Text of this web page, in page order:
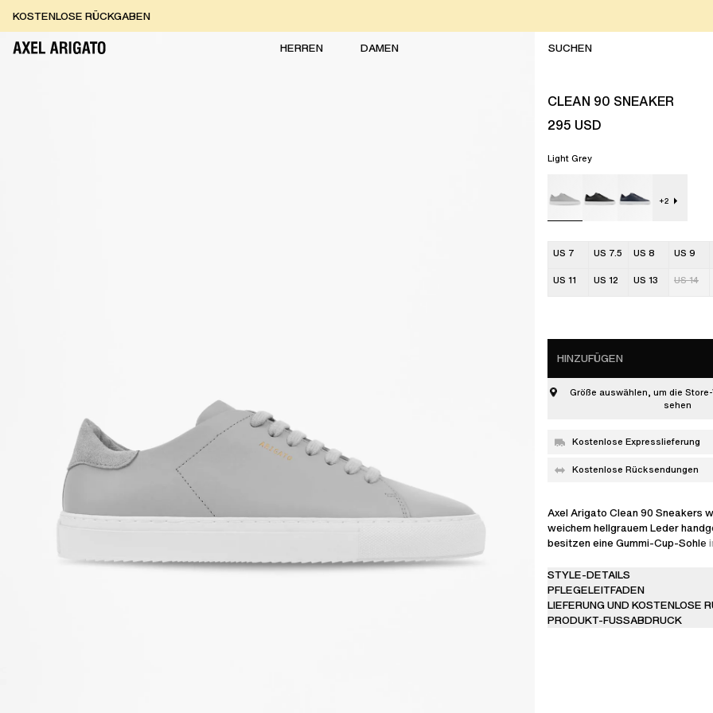
Zum Inhalt springen
KOSTENLOSE RÜCKGABEN
KOSTENLOSE EXPRESSLIEFERUNG
HERREN
DAMEN
CLEAN 90 SNEAKER
295 USD
Light Grey
+2
US 7 US 7.5 US 8 US 9
US 11 US 12 US 13 US 14
HINZUFÜGEN
Größe auswählen, um die
sehen
Kostenlose Expresslieferung
Kostenlose Rücksendungen
Axel Arigato Clean 90 Sneakers
weichem hellgrauem Leder
besitzen eine Gummi-Cup-Sohle
besitzt einen etwas höheren
einem gefederten Fußbett sowie
unterstützenden Einlage
maximalen Komfort.
STYLE-DETAILS
PFLEGELEITFADEN
LIEFERUNG UND KOSTENLOSE
PRODUKT-FUSSABDRUCK